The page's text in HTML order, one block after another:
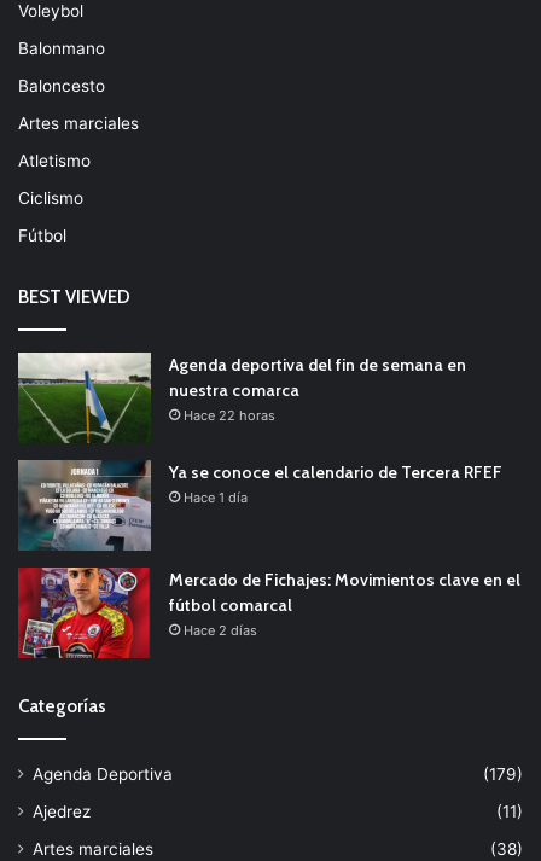
Voleybol
Balonmano
Baloncesto
Artes marciales
Atletismo
Ciclismo
Fútbol
BEST VIEWED
Agenda deportiva del fin de semana en
nuestra comarca
Hace 22 horas
Ya se conoce el calendario de Tercera RFEF
Hace 1 día
Mercado de Fichajes: Movimientos clave en el
fútbol comarcal
Hace 2 días
Categorías
Agenda Deportiva
(179)
Ajedrez
(11)
Artes marciales
(38)